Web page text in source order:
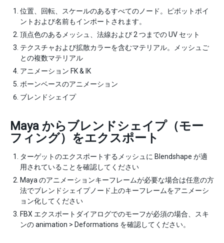
位置、回転、スケールのあるすべてのノード。ピボットポイ
ントおよび名前もインポートされます。
頂点色のあるメッシュ、法線および 2 つまでの UV セット
テクスチャおよび拡散カラーを含むマテリアル。メッシュご
との複数マテリアル
アニメーション FK & IK
ボーンベースのアニメーション
ブレンドシェイプ
Maya からブレンドシェイプ（モー
フィング）をエクスポート
ターゲットのエクスポートするメッシュに Blendshape が適
用されていることを確認してください
Maya のアニメーションキーフレームが必要な場合は任意の方
法でブレンドシェイプノード上のキーフレームをアニメーシ
ョン化してください
FBX エクスポートダイアログでのモーフが必須の場合、スキ
ンの animation > Deformations を確認してください。